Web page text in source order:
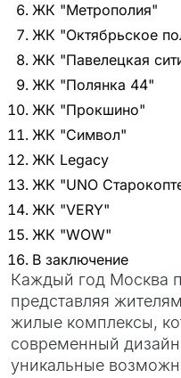
ЖК "Метрополия"
ЖК "Октябрьское
ЖК "Павелецкая
ЖК "Полянка 44"
ЖК "Прокшино"
ЖК "Символ"
ЖК Legacy
ЖК "UNO
ЖК "VERY"
ЖК "WOW"
В заключение
Каждый год Москва
представляя
жилые комплексы,
современный
уникальные